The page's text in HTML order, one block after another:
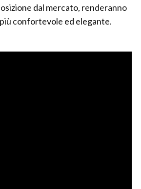
dal mercato, renderanno
confortevole ed elegante.